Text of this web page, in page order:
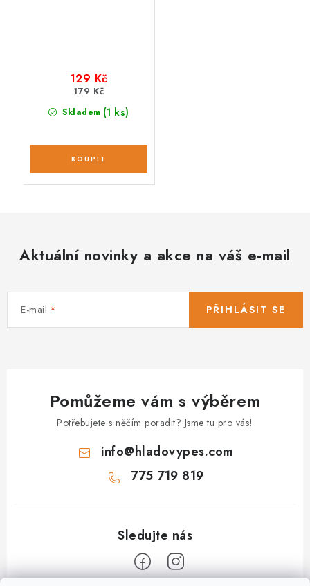
Skladem (1 ks)
129 Kč
179 Kč
Aktuální novinky a akce na váš e-mail
E-mail PŘIHLÁSIT SE
Pomůžeme vám s výběrem
Potřebujete s něčím poradit? Jsme tu pro vás!
info@hladovypes.com
775 719 819